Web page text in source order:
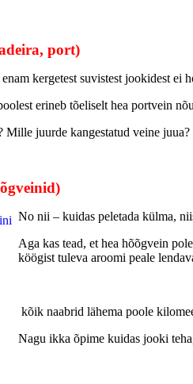
port)
kergetest suvistest jookidest
erineb tõeliselt hea portvein
juurde kangestatud veine
No nii – kuidas peletada külma,
Aga kas tead, et hea hõõgvein
köögist tuleva aroomi peale
kõik naabrid lähema poole
Nagu ikka õpime kuidas jooki